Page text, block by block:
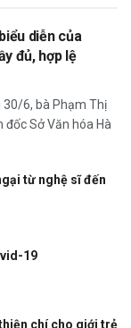
diễn của
đủ, hợp lệ
30/6, bà Phạm Thị
đốc Sở Văn hóa Hà
từ nghệ sĩ đến
19
chí cho giới trẻ